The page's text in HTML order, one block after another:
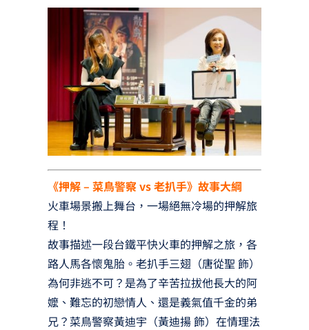
《押解 – 菜鳥警察 vs 老扒手》故事大綱
火車場景搬上舞台，一場絕無冷場的押解旅
程！
故事描述一段台鐵平快火車的押解之旅，各
路人馬各懷鬼胎。老扒手三翅（唐從聖 飾）
為何非逃不可？是為了辛苦拉拔他長大的阿
嬤、難忘的初戀情人、還是義氣值千金的弟
兄？菜鳥警察黃迪宇（黃迪揚 飾）在情理法